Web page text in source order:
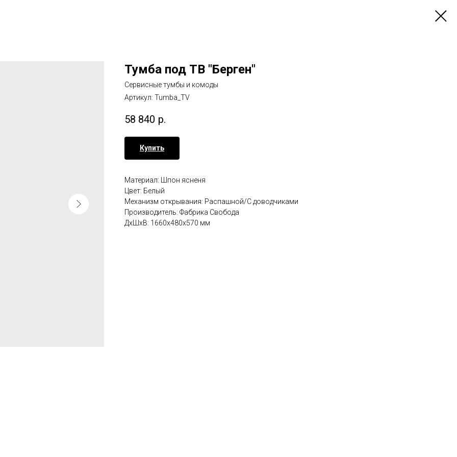
Тумба под ТВ "Берген"
Сервисные тумбы и комоды
Артикул: Tumba_TV
58 840 р.
Купить
Материал: Шпон ясненя
Цвет: Белый
Механизм открывания: Распашной/С доводчиками
Производитель: Фабрика Свобода
ДxШxВ: 1660x480x570 мм